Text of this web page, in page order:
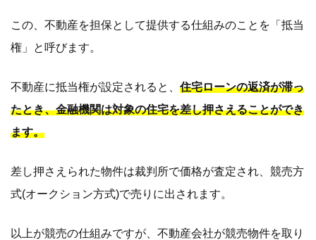
この、不動産を担保として提供する仕組みのことを「抵当
権」と呼びます。
不動産に抵当権が設定されると、 住宅ローンの返済が滞っ
たとき、金融機関は対象の住宅を差し押さえることができ
ます。
差し押さえられた物件は裁判所で価格が査定され、競売方
式(オークション方式)で売りに出されます。
以上が競売の仕組みですが、不動産会社が競売物件を取り